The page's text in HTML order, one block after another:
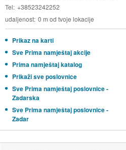
Tel +38523242252
udaljenost 0 m od tvoje lokacije
Prikaz na karti
Sve Prima namještaj akcije
Prima namještaj katalog
Prikaži sve poslovnice
Sve Prima namještaj poslovnice -
Zadarska
Sve Prima namještaj poslovnice -
Zadar